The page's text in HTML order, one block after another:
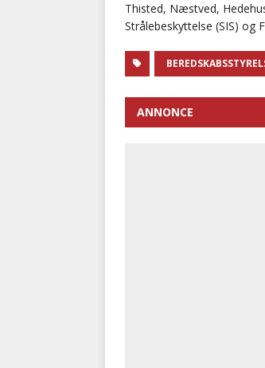
Thisted, Næstved,
Strålebeskyttelse (SIS) og
ANNONCE